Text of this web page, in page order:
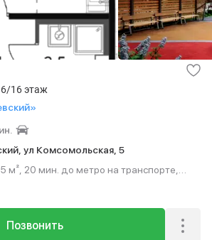
16 этаж
ул Комсомольская, 5
20 мин. до метро на транспорте,
Позвонить